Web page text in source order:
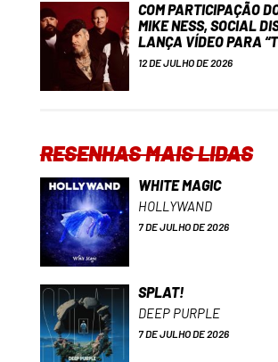
COM PARTICIPAÇÃO
MIKE NESS, SOCIAL
LANÇA VÍDEO PARA
12 DE JULHO DE 2026
RESENHAS MAIS LIDAS
WHITE MAGIC
HOLLYWAND
7 DE JULHO DE 2026
SPLAT!
DEEP PURPLE
7 DE JULHO DE 2026